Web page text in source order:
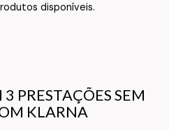
disponíveis.
Cartão de Informação
PRESTAÇÕES SEM
KLARNA
PRESTAÇÕES SEM
KLARNA